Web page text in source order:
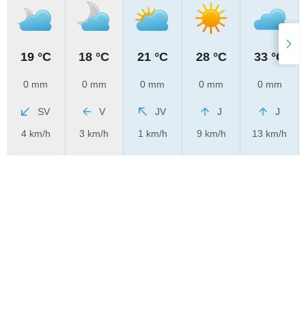
19 °C
0 mm
SV
4 km/h
18 °C
0 mm
V
3 km/h
21 °C
0 mm
JV
1 km/h
28 °C
0 mm
J
9 km/h
33 °C
0 mm
J
13 km/h